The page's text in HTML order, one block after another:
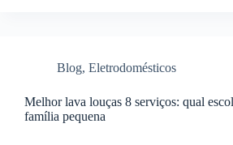
Blog, Eletrodomésticos
Melhor lava louças 8 serviços: qual
família pequena